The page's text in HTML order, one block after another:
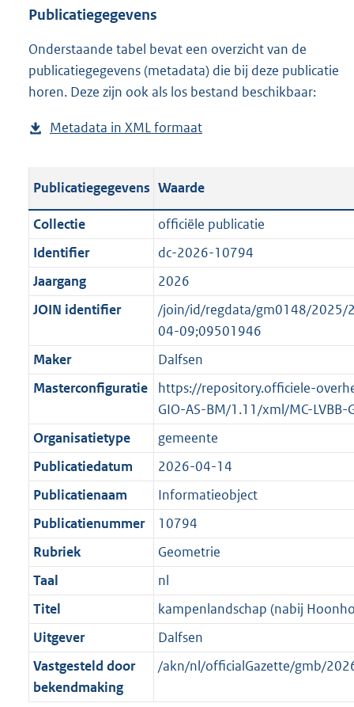
n
o
a
d
u
l
c
a
t
i
e
n
f
o
m
a
a
t
t
n
d
s
r
o
t
e
:
3
8
b
w
l
o
a
p
b
i
c
a
t
i
i
n
f
r
m
a
a
t
s
a
n
d
g
o
t
t
e
:
o
b
e
k
n
d
Publicatiegegevens
Onderstaande tabel bevat een overzicht van de
publicatiegegevens (metadata) die bij deze publicatie
horen. Deze zijn ook als los bestand beschikbaar:
Metadata in XML formaat
t
a
n
d
g
r
o
t
t
e
:
1
K
b
Publicatiegegevens Waarde
Collectie
officiële publicatie
Identifier
dc-2026-10794
Jaargang
2026
JOIN identifier
/join/id/regdata/gm0148/2025/
04-09;09501946
Maker
Dalfsen
Masterconfiguratie
https://repository.officiele-
GIO-AS-BM/1.11/xml/MC-LVBB-
Organisatietype
gemeente
Publicatiedatum
2026-04-14
Publicatienaam
Informatieobject
Publicatienummer
10794
Rubriek
Geometrie
Taal
nl
Titel
kampenlandschap (nabij
Uitgever
Dalfsen
Vastgesteld door
bekendmaking
/akn/nl/officialGazette/gmb/